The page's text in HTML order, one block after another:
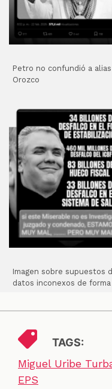
Petro no confundió a
Orozco
Imagen sobre supuestos
datos inconexos de forma
TAGS:
Miguel Uribe
EPS